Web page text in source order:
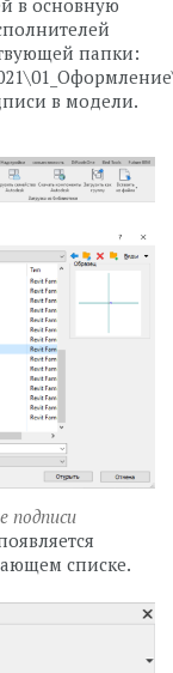
папки:
в модели.
подписи
списке.